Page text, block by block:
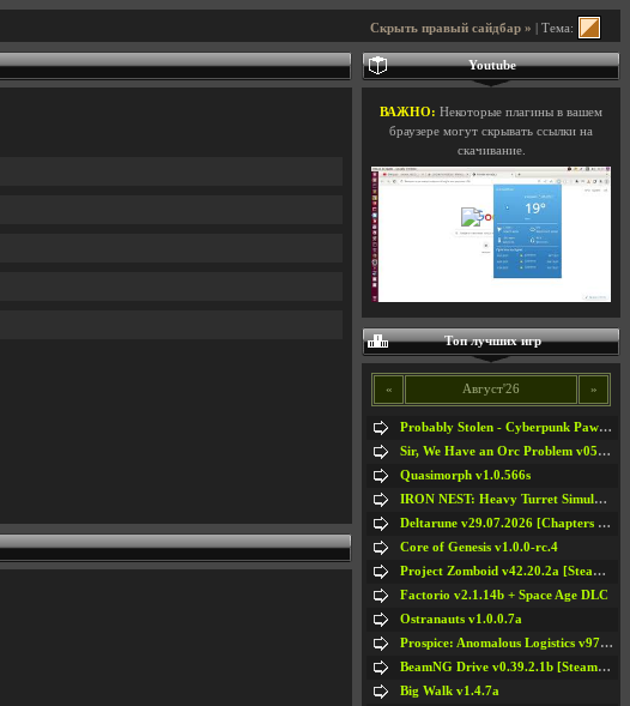
Скрыть правый сайдбар » | Тема:
Youtube
ВАЖНО: Некоторые плагины в вашем
браузере могут скрывать ссылки на
скачивание.
Топ лучших игр
« Август'26 »
Probably Stolen - Cyberpunk Pawnshop Simulator v048c [Playtest]
Sir, We Have an Orc Problem v05.08.2026
Quasimorph v1.0.566s
IRON NEST: Heavy Turret Simulator v1.0a
Deltarune v29.07.2026 [Chapters 1-5] / + RUS [Chapters 1-5]
Core of Genesis v1.0.0-rc.4
Project Zomboid v42.20.2a [Steam Early Access]
Factorio v2.1.14b + Space Age DLC
Ostranauts v1.0.0.7a
Prospice: Anomalous Logistics v97 [Playtest]
BeamNG Drive v0.39.2.1b [Steam Early Access]
Big Walk v1.4.7a